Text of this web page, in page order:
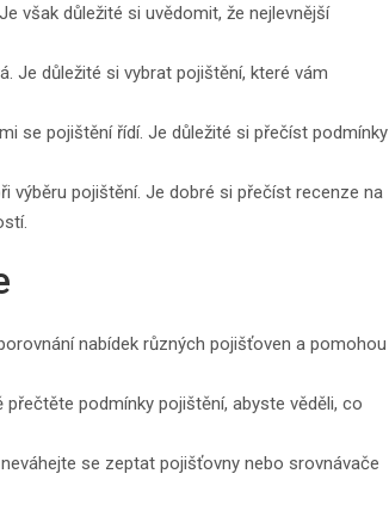
však důležité si uvědomit, že nejlevnější
Je důležité si vybrat pojištění, které vám
se pojištění řídí. Je důležité si přečíst podmínky
výběru pojištění. Je dobré si přečíst recenze na
nabídek různých pojišťoven a pomohou
podmínky pojištění, abyste věděli, co
se zeptat pojišťovny nebo srovnávače